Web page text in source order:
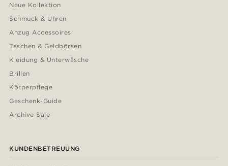
Neue Kollektion
Schmuck & Uhren
Anzug Accessoires
Taschen & Geldbörsen
Kleidung & Unterwäsche
Brillen
Körperpflege
Geschenk-Guide
Archive Sale
KUNDENBETREUUNG